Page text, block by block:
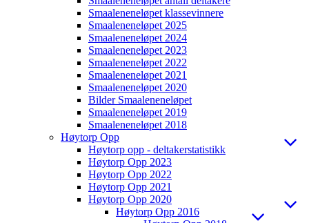
Smaaleneneløpet klassevinnere
Smaaleneneløpet 2025
Smaaleneneløpet 2024
Smaaleneneløpet 2023
Smaaleneneløpet 2022
Smaaleneneløpet 2021
Smaaleneneløpet 2020
Bilder Smaaleneneløpet
Smaaleneneløpet 2019
Smaaleneneløpet 2018
Høytorp Opp
Høytorp opp - deltakerstatistikk
Høytorp Opp 2023
Høytorp Opp 2022
Høytorp Opp 2021
Høytorp Opp 2020
Høytorp Opp 2016